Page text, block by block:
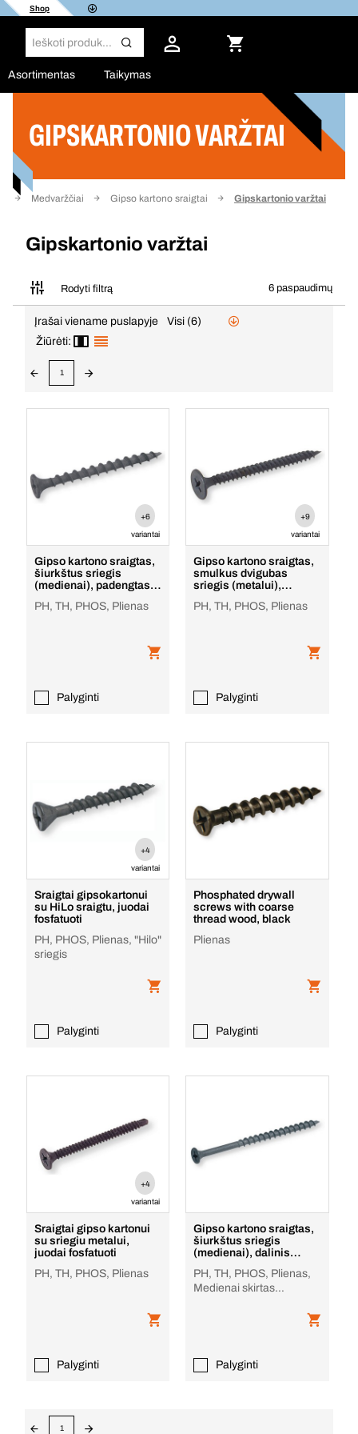
Shop
Asortimentas Taikymas
GIPSKARTONIO VARŽTAI
Medvaržčiai Gipso kartono sraigtai Gipskartonio varžtai
Gipskartonio varžtai
Rodyti filtrą 6 paspaudimų
Filtras
Įrašai viename puslapyje
Visi (6)
Žiūrėti:
1
+6
variantai
Gipso kartono sraigtas,
šiurkštus sriegis
(medienai), padengtas
PH, TH, PHOS, Plienas
Palyginti
+9
variantai
Gipso kartono sraigtas,
smulkus dvigubas
sriegis (metalui),
PH, TH, PHOS, Plienas
Palyginti
+4
variantai
Sraigtai gipsokartonui
su HiLo sraigtu, juodai
fosfatuoti
PH, PHOS, Plienas, "Hilo"
sriegis
Palyginti
Phosphated drywall
screws with coarse
thread wood, black
Plienas
Palyginti
+4
variantai
Sraigtai gipso kartonui
su sriegiu metalui,
juodai fosfatuoti
PH, TH, PHOS, Plienas
Palyginti
Gipso kartono sraigtas,
šiurkštus sriegis
(medienai), dalinis
PH, TH, PHOS, Plienas,
Medienai skirtas
Palyginti
1